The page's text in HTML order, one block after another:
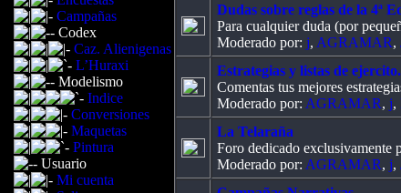
Campañas
Codex
Caz. Alienigenas
L’Huraxi
Modelismo
Indice
Conversiones
Maquetas
Pintura
Usuario
Mi cuenta
Dudas sobre reglas de la 4ª
Para cualquier duda (por
Moderado por: j, AGRAMAR,
Estrategias y listas de ejercito.
Comentas tus mejores
Moderado por: AGRAMAR, j,
La Telaraña
Foro dedicado exclusivamente
Moderado por: AGRAMAR, j,